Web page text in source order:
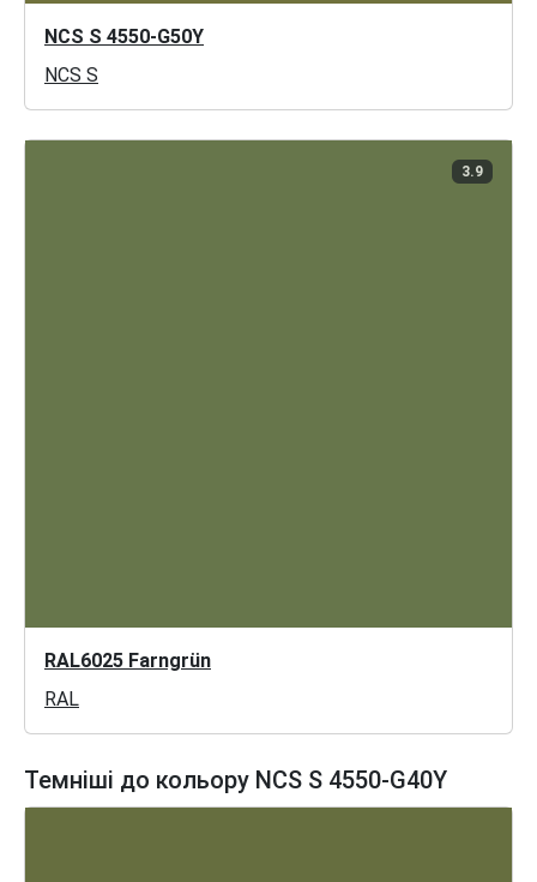
NCS S 4550-G50Y
NCS S
3.9
RAL6025 Farngrün
RAL
Темніші до кольору NCS S 4550-G40Y